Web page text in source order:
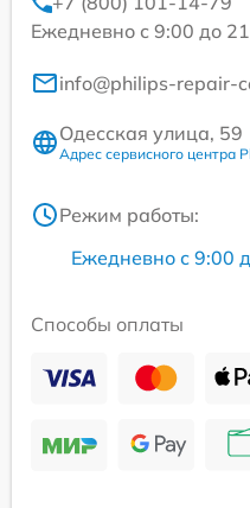
Ежедневно с 9:00 до
info@philips-repair-
Одесская улица, 59
Адрес сервисного центра
Режим работы:
Ежедневно с 9:00
Способы оплаты